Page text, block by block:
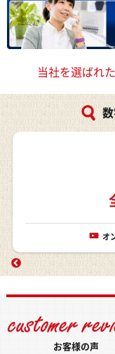
当社を選ばれ
OTS
オンテックス・
お客様の声